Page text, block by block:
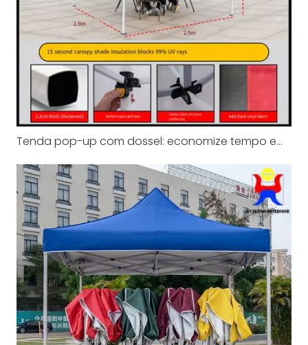
Tenda pop-up com dossel: economize tempo em todos os eventos ao ar livre